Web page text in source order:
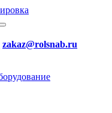
zakaz@rolsnab.ru